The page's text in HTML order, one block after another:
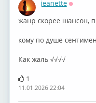
jeanette
жанр скорее шансон,
кому по душе
Как жаль √√√√
1
11.01.2026 22:04